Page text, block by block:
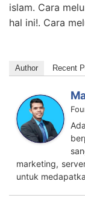
islam. Cara
hal ini!. Cara
Author Recent
marketing,
untuk